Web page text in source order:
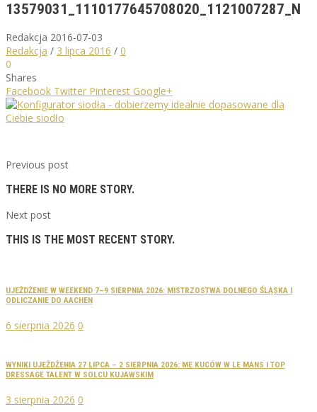
13579031_1110177645708020_1121007287_N
Redakcja 2016-07-03
Redakcja / 3 lipca 2016 / 0
0
Shares
Facebook Twitter Pinterest Google+
Previous post
THERE IS NO MORE STORY.
Next post
THIS IS THE MOST RECENT STORY.
UJEŻDŻENIE W WEEKEND 7–9 SIERPNIA 2026: MISTRZOSTWA DOLNEGO ŚLĄSKA I
ODLICZANIE DO AACHEN
6 sierpnia 2026 0
WYNIKI UJEŻDŻENIA 27 LIPCA – 2 SIERPNIA 2026: ME KUCÓW W LE MANS I TOP
DRESSAGE TALENT W SOLCU KUJAWSKIM
3 sierpnia 2026 0